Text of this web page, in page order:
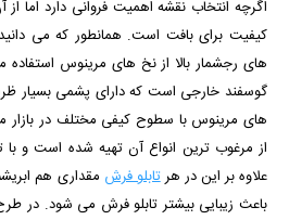
اگرچه انتخاب نقشه اهمیت فروانی دارد اما
کیفیت برای بافت است. همانطور که می
های رجشمار بالا از نخ های مرینوس
گوسفند خارجی است که دارای پشمی بسیار
های مرینوس با سطوح کیفی مختلف در
از مرغوب ترین انواع آن تهیه شده است و
علاوه بر این در هرتابلو فرش مقداری هم